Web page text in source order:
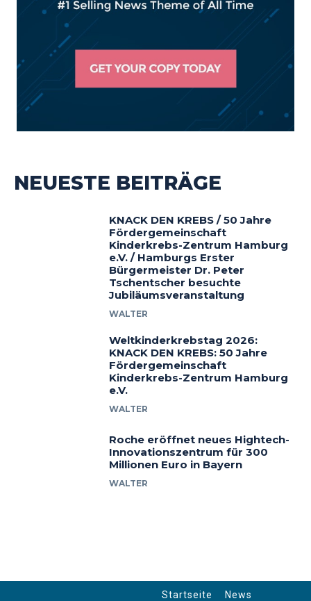
NEUESTE BEITRÄGE
KNACK DEN KREBS / 50 Jahre
Fördergemeinschaft
Kinderkrebs-Zentrum Hamburg
e.V. / Hamburgs Erster
Bürgermeister Dr. Peter
Tschentscher besuchte
Jubiläumsveranstaltung
WALTER
Weltkinderkrebstag 2026:
KNACK DEN KREBS: 50 Jahre
Fördergemeinschaft
Kinderkrebs-Zentrum Hamburg
e.V.
WALTER
Roche eröffnet neues Hightech-
Innovationszentrum für 300
Millionen Euro in Bayern
WALTER
Startseite News